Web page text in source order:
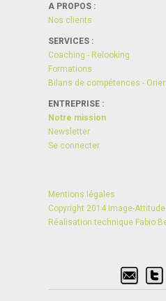
A PROPOS :
Nos clients
SERVICES :
Coaching - Relooking
Formations
Bilans de compétences -
ENTREPRISE :
Notre mission
Newsletter
Se connecter
Mentions légales
Copyright 2014 Image-Attitude
Réalisation technique Fabio